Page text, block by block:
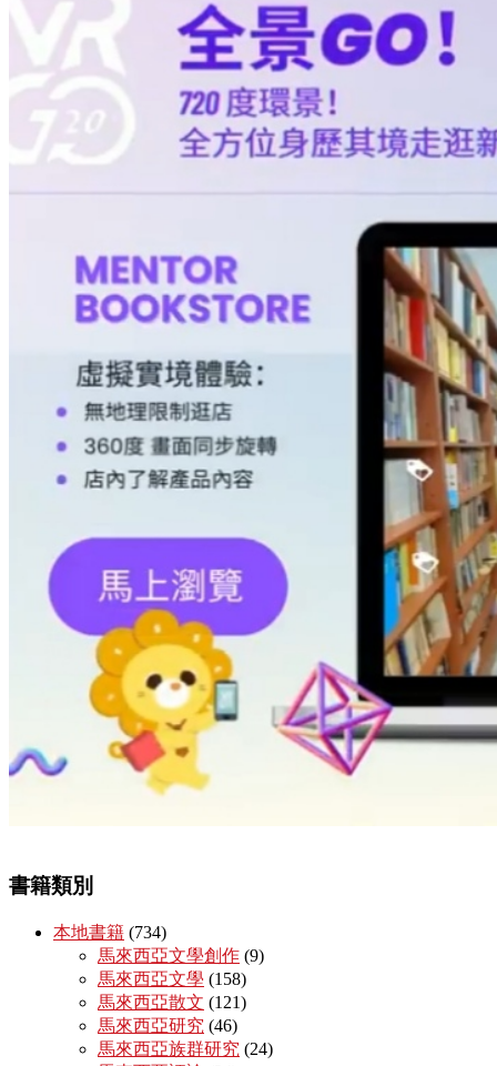
書籍類別
本地書籍 (734)
馬來西亞文學創作 (9)
馬來西亞文學 (158)
馬來西亞散文 (121)
馬來西亞研究 (46)
馬來西亞族群研究 (24)